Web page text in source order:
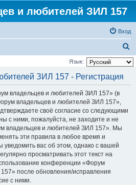
и любителей ЗИЛ 157
Вход
о
Язык:
ЗИЛ 157 - Регистрация
владельцев и любителей ЗИЛ 157» (в
владельцев и любителей ЗИЛ 157»,
своё согласие со следующими
с ними, пожалуйста, не заходите и не
владельцев и любителей ЗИЛ 157». Мы
эти правила в любое время и
уведомить вас об этом, однако с вашей
просматривать этот текст на
конференции «Форум
после обновления/исправления
с ними.